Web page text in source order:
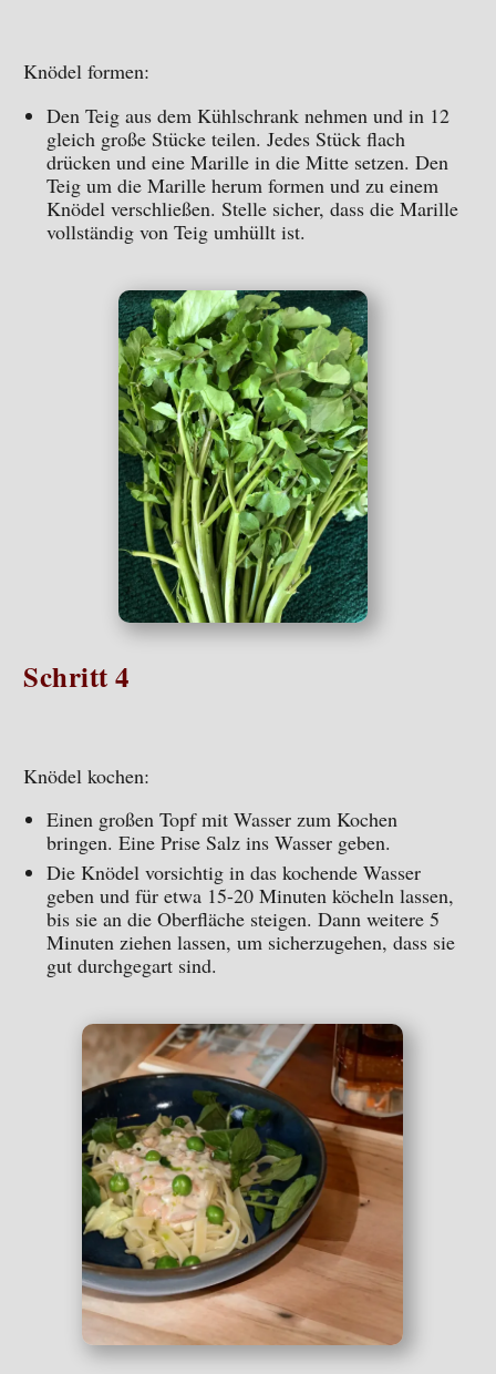
Knödel formen:
Den Teig aus dem Kühlschrank nehmen und in 12
gleich große Stücke teilen. Jedes Stück flach
drücken und eine Marille in die Mitte setzen. Den
Teig um die Marille herum formen und zu einem
Knödel verschließen. Stelle sicher, dass die Marille
vollständig von Teig umhüllt ist.
Schritt 4
Knödel kochen:
Einen großen Topf mit Wasser zum Kochen
bringen. Eine Prise Salz ins Wasser geben.
Die Knödel vorsichtig in das kochende Wasser
geben und für etwa 15-20 Minuten köcheln lassen,
bis sie an die Oberfläche steigen. Dann weitere 5
Minuten ziehen lassen, um sicherzugehen, dass sie
gut durchgegart sind.